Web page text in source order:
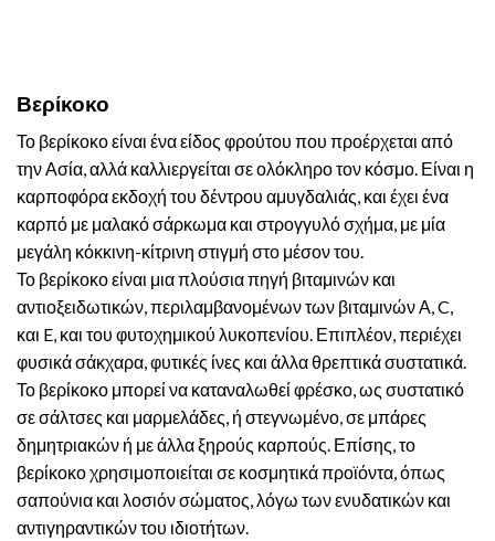
Βερίκοκο
Το βερίκοκο είναι ένα είδος φρούτου που προέρχεται από
την Ασία, αλλά καλλιεργείται σε ολόκληρο τον κόσμο. Είναι η
καρποφόρα εκδοχή του δέντρου αμυγδαλιάς, και έχει ένα
καρπό με μαλακό σάρκωμα και στρογγυλό σχήμα, με μία
μεγάλη κόκκινη-κίτρινη στιγμή στο μέσον του.
Το βερίκοκο είναι μια πλούσια πηγή βιταμινών και
αντιοξειδωτικών, περιλαμβανομένων των βιταμινών Α, C,
και E, και του φυτοχημικού λυκοπενίου. Επιπλέον, περιέχει
φυσικά σάκχαρα, φυτικές ίνες και άλλα θρεπτικά συστατικά.
Το βερίκοκο μπορεί να καταναλωθεί φρέσκο, ως συστατικό
σε σάλτσες και μαρμελάδες, ή στεγνωμένο, σε μπάρες
δημητριακών ή με άλλα ξηρούς καρπούς. Επίσης, το
βερίκοκο χρησιμοποιείται σε κοσμητικά προϊόντα, όπως
σαπούνια και λοσιόν σώματος, λόγω των ενυδατικών και
αντιγηραντικών του ιδιοτήτων.